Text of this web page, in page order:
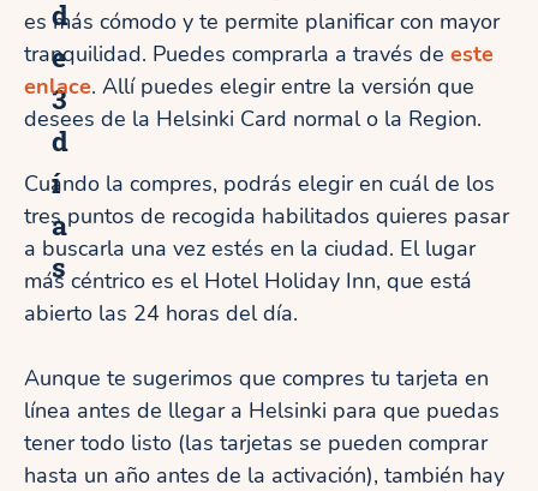
d
e
3
d
í
a
s
es más cómodo y te permite planificar con mayor
tranquilidad. Puedes comprarla a través de este
enlace. Allí puedes elegir entre la versión que
desees de la Helsinki Card normal o la Region.
Cuando la compres, podrás elegir en cuál de los
tres puntos de recogida habilitados quieres pasar
a buscarla una vez estés en la ciudad. El lugar
más céntrico es el Hotel Holiday Inn, que está
abierto las 24 horas del día.
Aunque te sugerimos que compres tu tarjeta en
línea antes de llegar a Helsinki para que puedas
tener todo listo (las tarjetas se pueden comprar
hasta un año antes de la activación), también hay